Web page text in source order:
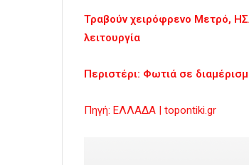
Τραβούν χειρόφρενο Μετρό,
λειτουργία
Περιστέρι: Φωτιά σε
Πηγή: ΕΛΛΑΔΑ | topontiki.gr